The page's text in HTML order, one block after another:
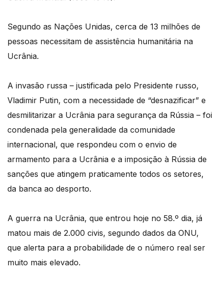
Segundo as Nações Unidas, cerca de 13 milhões de
pessoas necessitam de assistência humanitária na
Ucrânia.
A invasão russa – justificada pelo Presidente russo,
Vladimir Putin, com a necessidade de “desnazificar” e
desmilitarizar a Ucrânia para segurança da Rússia – foi
condenada pela generalidade da comunidade
internacional, que respondeu com o envio de
armamento para a Ucrânia e a imposição à Rússia de
sanções que atingem praticamente todos os setores,
da banca ao desporto.
A guerra na Ucrânia, que entrou hoje no 58.º dia, já
matou mais de 2.000 civis, segundo dados da ONU,
que alerta para a probabilidade de o número real ser
muito mais elevado.